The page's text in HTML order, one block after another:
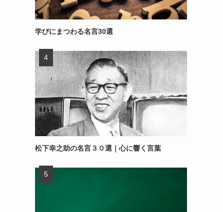
学びにまつわる名言30選
松下幸之助の名言３０選｜心に響く言葉